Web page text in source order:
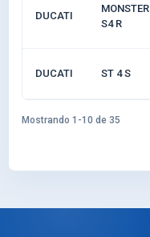
DUCATI
MONSTER
S4 R
DUCATI ST 4 S
Mostrando 1-10 de 35